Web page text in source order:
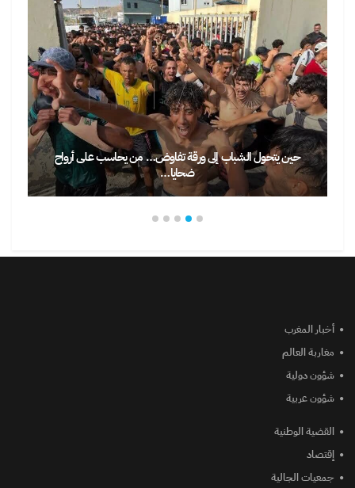
حين يتحول الشباب إلى ورقة تفاوض… من يحاسب على أرواح
ضحايا…
أخبار المغرب
مغاربة العالم
شؤون دولية
شؤون عربية
القضية الوطنية
إقتصاد
جمعيات الجالية